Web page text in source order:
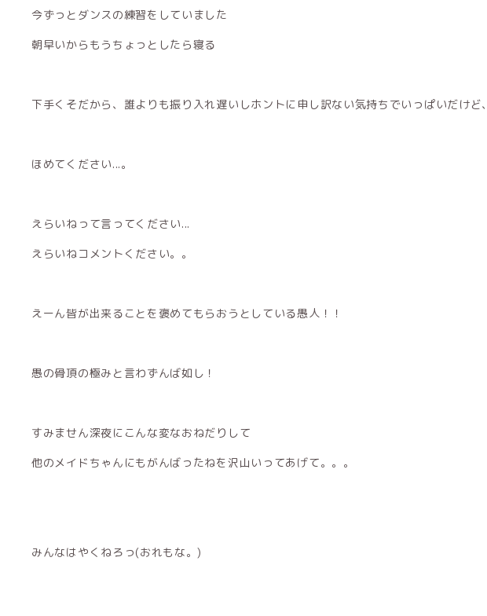
今ずっとダンスの練習をしていました
朝早いからもうちょっとしたら寝る
下手くそだから、誰よりも振り入れ遅いしホントに申し訳ない気持ちでいっぱいだけど、
ほめてください...。
えらいねって言ってください...
えらいねコメントください。。
えーん皆が出来ることを褒めてもらおうとしている愚人！！
愚の骨頂の極みと言わずんば如し！
すみません深夜にこんな変なおねだりして
他のメイドちゃんにもがんばったねを沢山いってあげて。。。
みんなはやくねろっ(おれもな。)